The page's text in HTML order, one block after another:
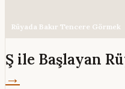
Rüyada Bakır Tencere Görmek
Ş ile Başlayan
→